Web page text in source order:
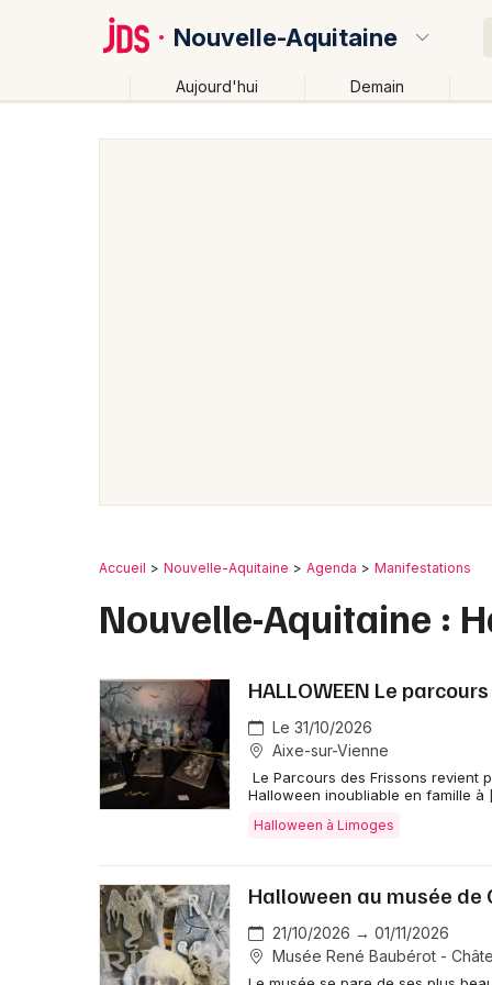
Nouvelle-Aquitaine
Aujourd'hui Demain
Accueil Nouvelle-Aquitaine Agenda Manifestations
Nouvelle-Aquitaine :
HALLOWEEN Le
Le 31/10/2026
Aixe-sur-Vienne
Le Parcours des Frissons revient
Halloween inoubliable en famille à
Halloween à Limoges
Halloween au musée
21/10/2026 → 01/11/2026
Musée René Baubérot -